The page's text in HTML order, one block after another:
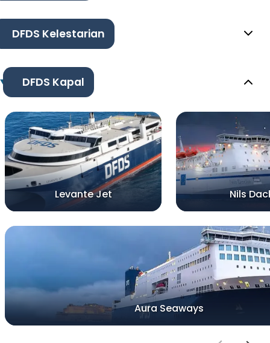
DFDS Kelestarian
DFDS Kapal
Levante Jet Nils
Aura Seaways